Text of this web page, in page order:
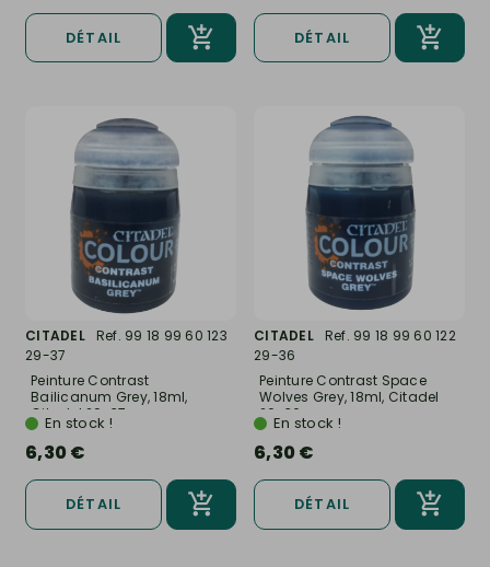
DÉTAIL DÉTAIL
CITADEL
Ref. 99 18 99 60 123
29-37
Peinture Contrast
Bailicanum Grey, 18ml,
Citadel 29-37
En stock !
6,30 €
DÉTAIL
CITADEL
Ref. 99 18 99 60 122
29-36
Peinture Contrast Space
Wolves Grey, 18ml, Citadel
29-36
En stock !
6,30 €
DÉTAIL